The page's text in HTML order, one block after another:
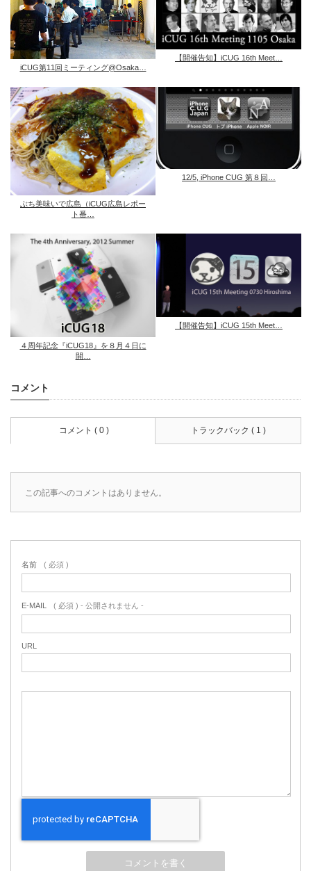
iCUG第11回ミーティング@Osaka…
【開催告知】iCUG 16th Meet…
ぶち美味いで広島（iCUG広島レポー
ト番…
12/5, iPhone CUG 第８回…
４周年記念『iCUG18』を８月４日に
開…
【開催告知】iCUG 15th Meet…
コメント
コメント ( 0 ) トラックバック ( 1 )
この記事へのコメントはありません。
名前 ( 必須 )
E-MAIL ( 必須 ) - 公開されません -
URL